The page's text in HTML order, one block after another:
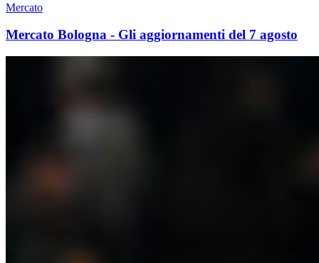
Mercato
Mercato Bologna - Gli aggiornamenti del 7 agosto